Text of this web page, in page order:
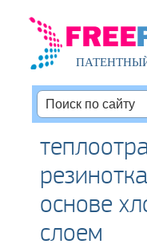
основе
слоем